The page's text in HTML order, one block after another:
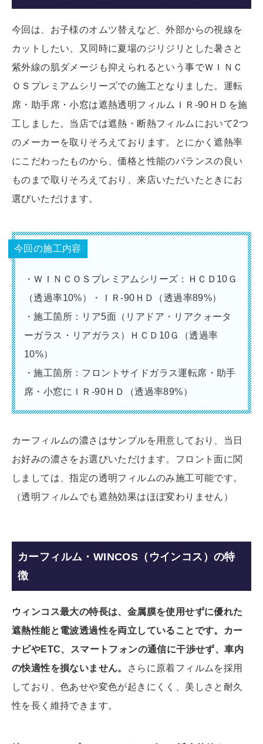
今回は、お子様のオムツ替えなど、外部からの視線を
カットしたい、又同時に夏場のジリジリとした暑さと
紫外線の肌ダメージも抑えられるという事でＷＩＮＣ
ＯＳプレミアムシリーズでの施工となりました。運転
席・助手席・小窓は遮熱透明フィルムＩＲ-90ＨＤを施
工しました。当店では遮熱・断熱フィルムにおいて2つ
のメーカーを取りそろえております。とにかく遮熱率
にこだわったものから、価格と性能のバランスの良い
ものまで取りそろえており、来店いただいたときにお
選びいただけます。
今回の施工内容
・ＷＩＮＣＯＳプレミアムシリーズ：ＨＣＤ10Ｇ
（透過率10%）・ＩＲ-90ＨＤ（透過率89%）
・施工箇所：リア5面（リアドア・リアクォータ
ーガラス・リアガラス）ＨＣＤ10Ｇ（透過率
10%）
・施工箇所：フロントサイドガラス運転席・助手
席・小窓にＩＲ-90ＨＤ（透過率89%）
カーフィルムの濃さはサンプルを用意しており、当日
お好みの濃さをお選びいただけます。フロント面に関
しましては、指定の透明フィルムのみ施工可能です。
（透明フィルムでも遮熱効果はほぼ変わりません）
カーフィルム・WINCOS（ウインコス）の特
徴
ウィンコス最大の特長は、金属膜を使用せずに優れた
遮熱性能と電波透過性を両立していることです。カー
ナビやETC、スマートフォンの通信に干渉せず、車内
の快適性を損ないません。
さらに原着フィルムを採用
しており、色あせや変色が起きにくく、美しさと耐久
性を長く維持できます。